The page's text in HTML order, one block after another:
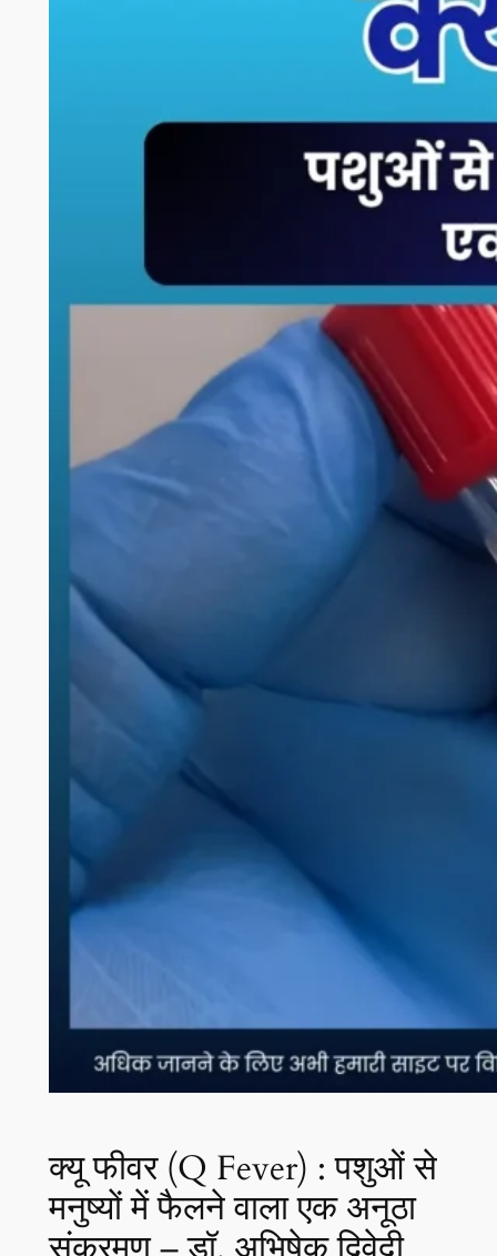
क्यू फीवर (Q Fever) : पशुओं से
मनुष्यों में फैलने वाला एक अनूठा